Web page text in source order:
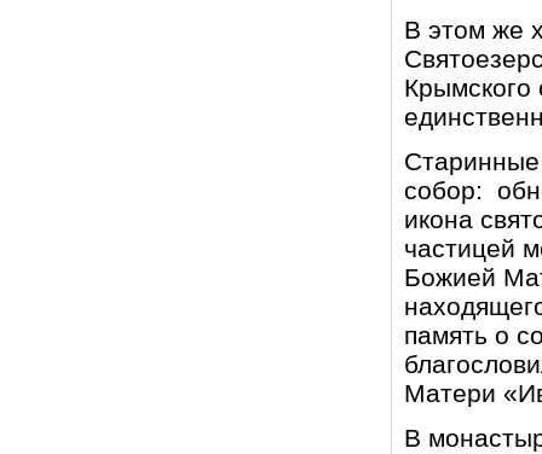
В этом же
Крымского
собор:
икона
частицей
Божией
память о
Матери
В